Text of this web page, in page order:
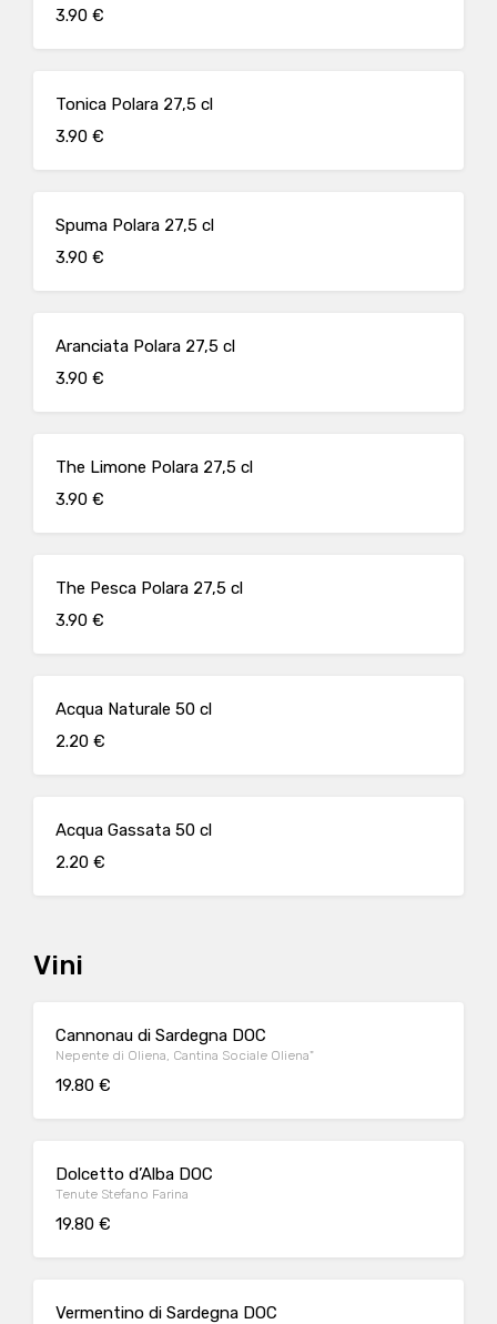
3.90 €
Tonica Polara 27,5 cl
3.90 €
Spuma Polara 27,5 cl
3.90 €
Aranciata Polara 27,5 cl
3.90 €
The Limone Polara 27,5 cl
3.90 €
The Pesca Polara 27,5 cl
3.90 €
Acqua Naturale 50 cl
2.20 €
Acqua Gassata 50 cl
2.20 €
Vini
Cannonau di Sardegna DOC
Nepente di Oliena, Cantina Sociale Oliena"
19.80 €
Dolcetto d’Alba DOC
Tenute Stefano Farina
19.80 €
Vermentino di Sardegna DOC